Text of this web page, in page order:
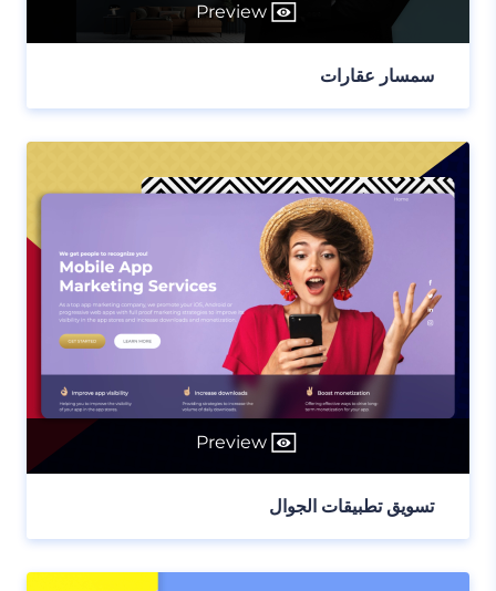
Preview
سمسار عقارات
Preview
تسويق تطبيقات الجوال